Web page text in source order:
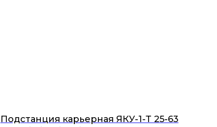
Подстанция карьерная ЯКУ-1-Т 25-63